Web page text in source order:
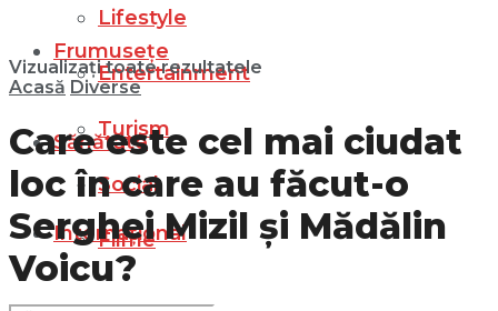
Lifestyle
Entertainment
Turism
Social
Filme
Frumusețe
Sănătate
Internațional
Vizualizați toate rezultatele
Acasă Diverse
Care este cel mai ciudat
loc în care au făcut-o
Serghei Mizil și Mădălin
Voicu?